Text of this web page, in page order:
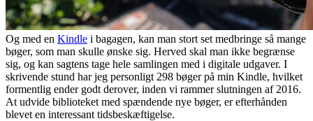
Og med en Kindle i bagagen, kan man stort set medbringe så mange
bøger, som man skulle ønske sig. Herved skal man ikke begrænse
sig, og kan sagtens tage hele samlingen med i digitale udgaver. I
skrivende stund har jeg personligt 298 bøger på min Kindle, hvilket
formentlig ender godt derover, inden vi rammer slutningen af 2016.
At udvide biblioteket med spændende nye bøger, er efterhånden
blevet en interessant tidsbeskæftigelse.